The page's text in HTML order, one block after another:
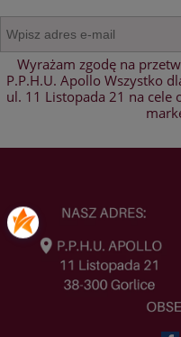
Wyrażam zgodę na
P.P.H.U. Apollo Wszystko
ul. 11 Listopada 21 na